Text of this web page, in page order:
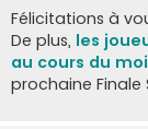
Félicitations à
De plus, les
au cours du
prochaine Finale